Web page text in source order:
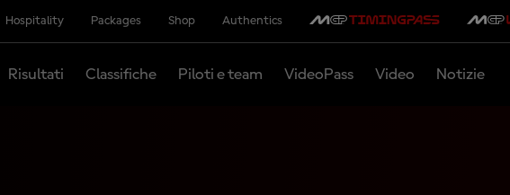
Hospitality Packages Shop Authentics
Risultati Classifiche Piloti e team VideoPass Video Notizie